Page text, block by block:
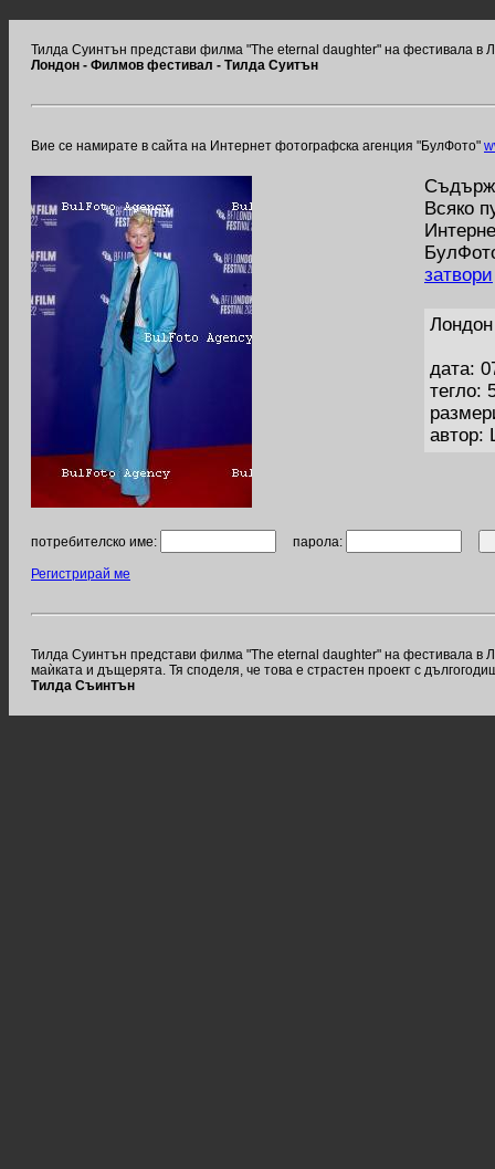
Тилда Суинтън представи филма "The eternal daughter" на фестивала в
Лондон - Филмов фестивал - Тилда Суитън
Вие се намирате в сайта на Интернет фотографска агенция "БулФото"
Всяко
затвори
дата:
тегло:
автор:
потребителско име: парола:
Регистрирай ме
Тилда Суинтън представи филма "The eternal daughter" на фестивала в
маѝката и дъщерята. Тя споделя, че това е страстен проект с
Тилда Съинтън